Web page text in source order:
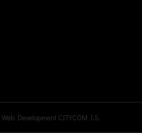
Web Development CITYCOM I.S.